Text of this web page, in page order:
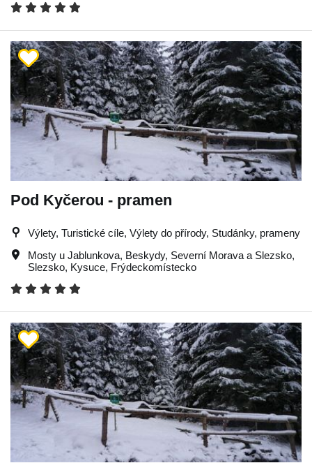
Pod Kyčerou - pramen
Výlety, Turistické cíle, Výlety do přírody, Studánky, prameny
Mosty u Jablunkova, Beskydy, Severní Morava a Slezsko,
Slezsko, Kysuce, Frýdeckomístecko